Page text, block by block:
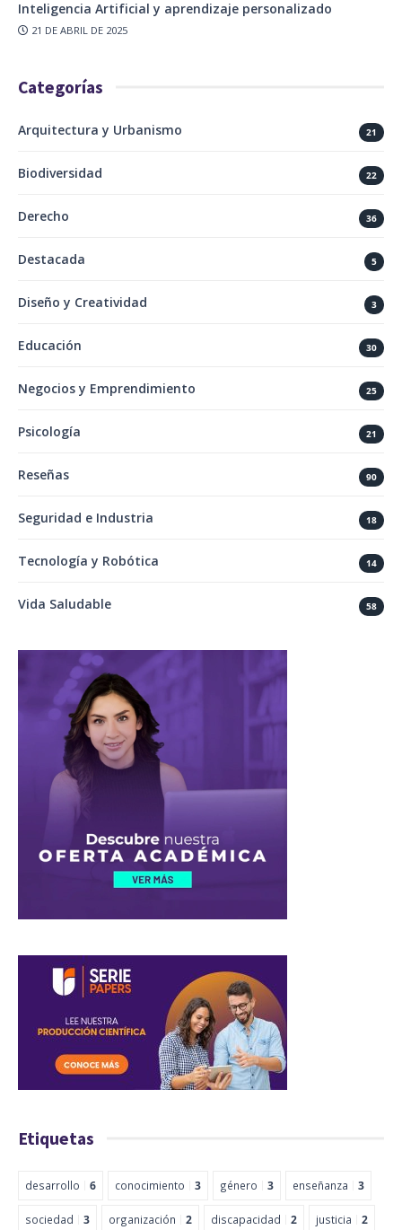
Inteligencia Artificial y aprendizaje personalizado
21 DE ABRIL DE 2025
Categorías
Arquitectura y Urbanismo 21
Biodiversidad 22
Derecho 36
Destacada 5
Diseño y Creatividad 3
Educación 30
Negocios y Emprendimiento 25
Psicología 21
Reseñas 90
Seguridad e Industria 18
Tecnología y Robótica 14
Vida Saludable 58
Etiquetas
desarrollo 6 conocimiento 3 género 3 enseñanza 3
sociedad 3 organización 2 discapacidad 2 justicia 2